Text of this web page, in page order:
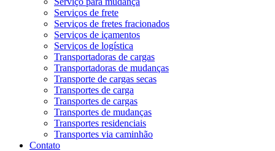
Serviços de frete
Serviços de fretes fracionados
Serviços de içamentos
Serviços de logística
Transportadoras de cargas
Transportadoras de mudanças
Transporte de cargas secas
Transportes de carga
Transportes de cargas
Transportes de mudanças
Transportes residenciais
Transportes via caminhão
Contato